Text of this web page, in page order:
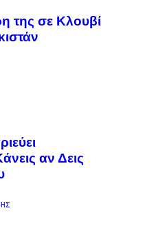
της σε Κλουβί
αν Δεις